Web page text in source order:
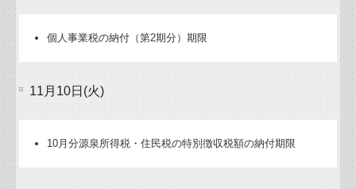
個人事業税の納付（第2期分）期限
11月10日(火)
10月分源泉所得税・住民税の特別徴収税額の納付期限